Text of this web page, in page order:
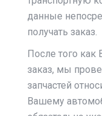
данные
получать заказ.
После того
заказ, мы
запчастей
Вашему